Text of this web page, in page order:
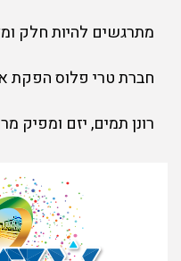
מתרגשים להיות חלק
חברת טרי פלוס הפקת
רונן תמים, יזם ומפיק